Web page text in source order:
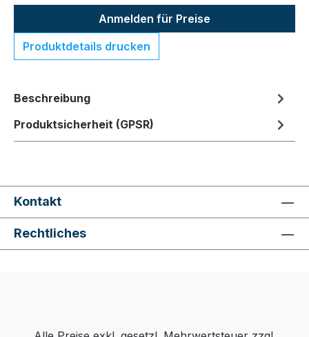
Anmelden für Preise
Produktdetails drucken
Beschreibung
Produktsicherheit (GPSR)
Kontakt
Rechtliches